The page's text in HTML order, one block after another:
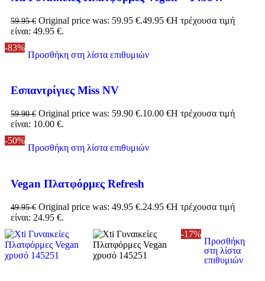
59.95€ Original price was: 59.95 €.49.95 €Η τρέχουσα τιμή
είναι: 49.95 €.
-83%
Προσθήκη στη λίστα επιθυμιών
Εσπαντρίγιες Miss NV
59.90€ Original price was: 59.90 €.10.00 €Η τρέχουσα τιμή
είναι: 10.00 €.
-50%
Προσθήκη στη λίστα επιθυμιών
Vegan Πλατφόρμες Refresh
49.95€ Original price was: 49.95 €.24.95 €Η τρέχουσα τιμή
είναι: 24.95 €.
-17%
Προσθήκη
στη λίστα
επιθυμιών